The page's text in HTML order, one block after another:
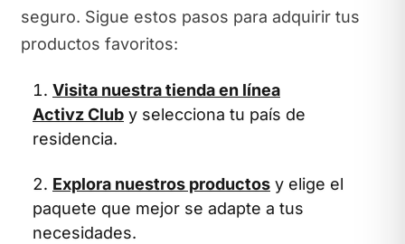
seguro. Sigue estos pasos para adquirir tus
productos favoritos:
Visita nuestra tienda en línea
Activz Club y selecciona tu país de
residencia.
Explora nuestros productos y elige el
paquete que mejor se adapte a tus
necesidades.